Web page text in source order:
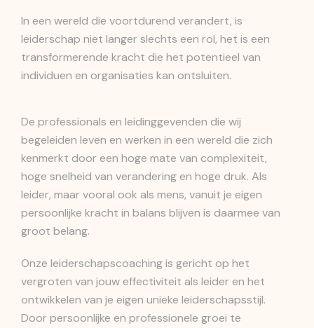
In een wereld die voortdurend verandert, is
leiderschap niet langer slechts een rol, het is een
transformerende kracht die het potentieel van
individuen en organisaties kan ontsluiten.
De professionals en leidinggevenden die wij
begeleiden leven en werken in een wereld die zich
kenmerkt door een hoge mate van complexiteit,
hoge snelheid van verandering en hoge druk. Als
leider, maar vooral ook als mens, vanuit je eigen
persoonlijke kracht in balans blijven is daarmee van
groot belang.
Onze leiderschapscoaching is gericht op het
vergroten van jouw effectiviteit als leider en het
ontwikkelen van je eigen unieke leiderschapsstijl.
Door persoonlijke en professionele groei te